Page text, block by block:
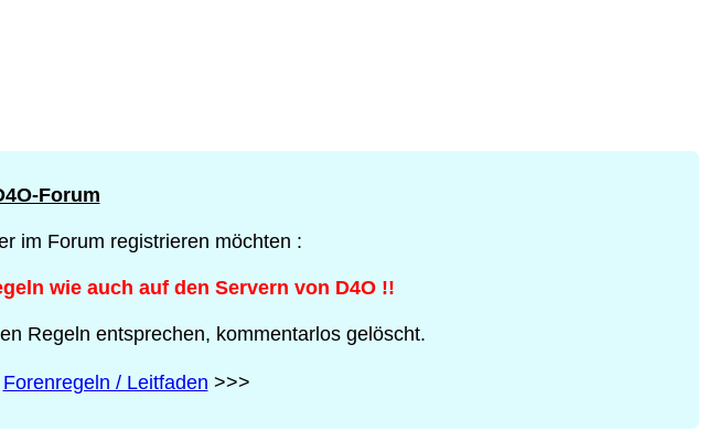
Forum
im Forum registrieren möchten :
wie auch auf den Servern von D4O !!
Regeln entsprechen, kommentarlos gelöscht.
Forenregeln / Leitfaden >>>